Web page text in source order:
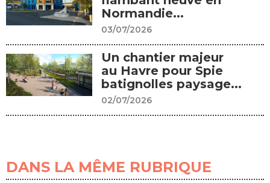
Normandie...
03/07/2026
Un chantier majeur
au Havre pour Spie
batignolles paysage...
02/07/2026
DANS LA MÊME RUBRIQUE